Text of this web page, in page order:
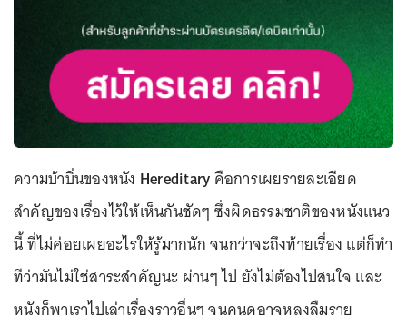
ความบ้าบิ่นของหนัง Hereditaryคือการเผยรายละเอียด
สำคัญของเรื่องไว้ให้เห็นกันชัดๆ ซึ่งผิดธรรมชาติของหนังแนว
นี้ ที่ไม่ค่อยเผยอะไรให้รู้มากนัก จนกว่าจะถึงท้ายเรื่อง แต่ก็ทำ
ทีว่ามันไม่ใช่สาระสำคัญนะ ผ่านๆ ไป ยังไม่ต้องไปสนใจ และ
หนังก็พาเราไปเล่าเรื่องราวอื่นๆ จนคนดูอาจหลงลืมราย